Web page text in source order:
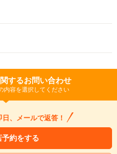
するお問い合わせ
内容を選択してください
、メールで返答！
予約をする